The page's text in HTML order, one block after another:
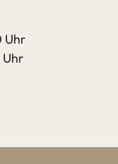
Uhr